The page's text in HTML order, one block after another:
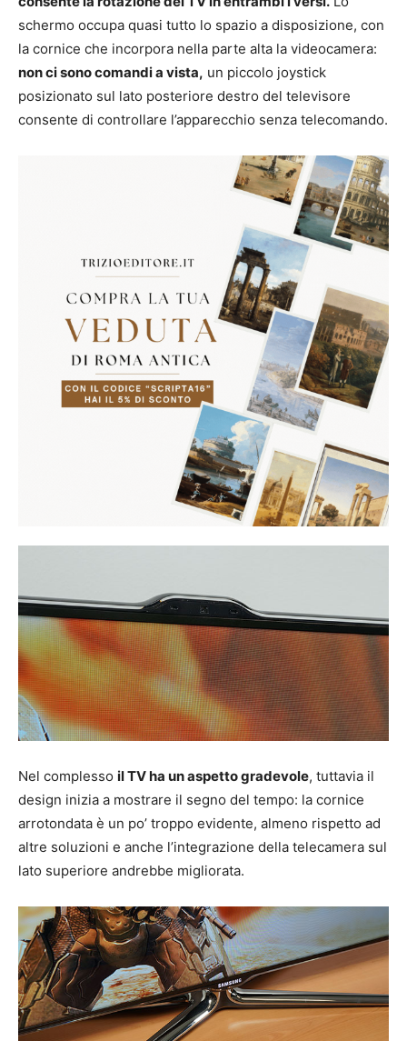
schermo occupa quasi tutto lo spazio a disposizione, con
la cornice che incorpora nella parte alta la videocamera:
non ci sono comandi a vista, un piccolo joystick
posizionato sul lato posteriore destro del televisore
consente di controllare l’apparecchio senza telecomando.
Nel complesso il TV ha un aspetto gradevole, tuttavia il
design inizia a mostrare il segno del tempo: la cornice
arrotondata è un po’ troppo evidente, almeno rispetto ad
altre soluzioni e anche l’integrazione della telecamera sul
lato superiore andrebbe migliorata.